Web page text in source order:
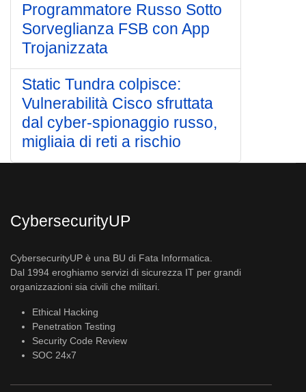
Programmatore Russo Sotto
Sorveglianza FSB con App
Trojanizzata
Static Tundra colpisce:
Vulnerabilità Cisco sfruttata
dal cyber-spionaggio russo,
migliaia di reti a rischio
CybersecurityUP
CybersecurityUP è una BU di Fata Informatica.
Dal 1994 eroghiamo servizi di sicurezza IT per grandi
organizzazioni sia civili che militari.
Ethical Hacking
Penetration Testing
Security Code Review
SOC 24x7